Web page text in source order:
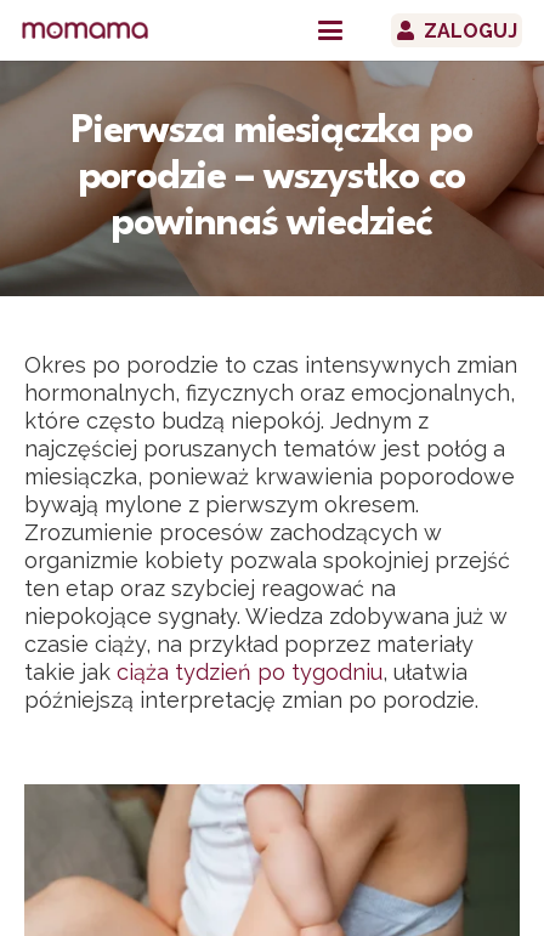
ZALOGUJ
Pierwsza miesiączka po
porodzie – wszystko co
powinnaś wiedzieć
Okres po porodzie to czas intensywnych zmian
hormonalnych, fizycznych oraz emocjonalnych,
które często budzą niepokój. Jednym z
najczęściej poruszanych tematów jest połóg a
miesiączka, ponieważ krwawienia poporodowe
bywają mylone z pierwszym okresem.
Zrozumienie procesów zachodzących w
organizmie kobiety pozwala spokojniej przejść
ten etap oraz szybciej reagować na
niepokojące sygnały. Wiedza zdobywana już w
czasie ciąży, na przykład poprzez materiały
takie jak ciąża tydzień po tygodniu, ułatwia
późniejszą interpretację zmian po porodzie.